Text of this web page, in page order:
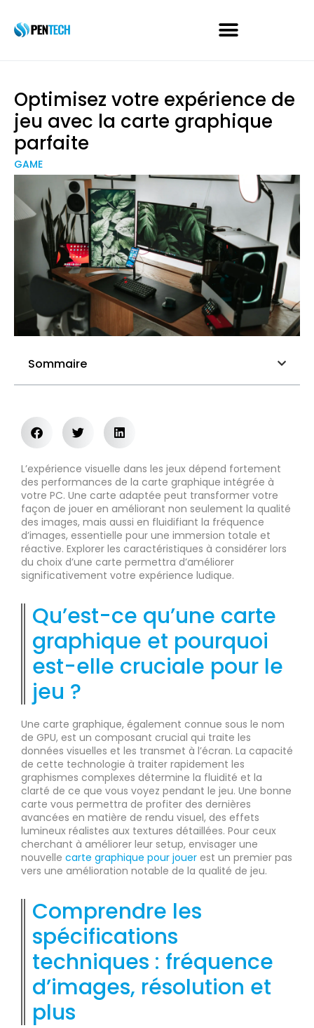
Optimisez votre expérience de
jeu avec la carte graphique
parfaite
GAME
Sommaire
L’expérience visuelle dans les jeux dépend fortement
des performances de la carte graphique intégrée à
votre PC. Une carte adaptée peut transformer votre
façon de jouer en améliorant non seulement la qualité
des images, mais aussi en fluidifiant la fréquence
d’images, essentielle pour une immersion totale et
réactive. Explorer les caractéristiques à considérer lors
du choix d’une carte permettra d’améliorer
significativement votre expérience ludique.
Qu’est-ce qu’une carte
graphique et pourquoi
est-elle cruciale pour le
jeu ?
Une carte graphique, également connue sous le nom
de GPU, est un composant crucial qui traite les
données visuelles et les transmet à l’écran. La capacité
de cette technologie à traiter rapidement les
graphismes complexes détermine la fluidité et la
clarté de ce que vous voyez pendant le jeu. Une bonne
carte vous permettra de profiter des dernières
avancées en matière de rendu visuel, des effets
lumineux réalistes aux textures détaillées. Pour ceux
cherchant à améliorer leur setup, envisager une
nouvelle carte graphique pour jouer est un premier pas
vers une amélioration notable de la qualité de jeu.
Comprendre les
spécifications
techniques : fréquence
d’images, résolution et
plus